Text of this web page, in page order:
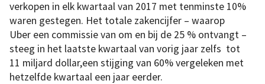
verkopen in elk kwartaal van 2017 met tenminste 10%
waren gestegen. Het totale zakencijfer – waarop
Uber een commissie van om en bij de 25 % ontvangt –
steeg in het laatste kwartaal van vorig jaar zelfs tot
11 miljard dollar,een stijging van 60% vergeleken met
hetzelfde kwartaal een jaar eerder.